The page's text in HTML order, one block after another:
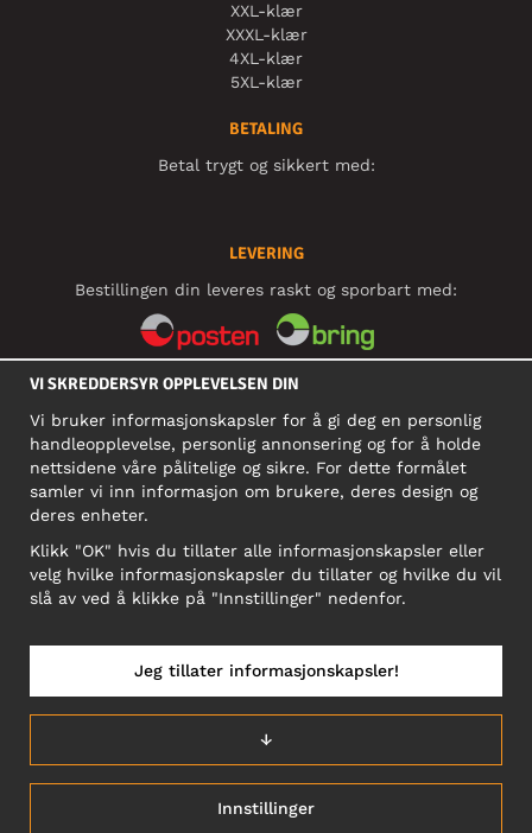
XXL-klær
XXXL-klær
4XL-klær
5XL-klær
BETALING
Betal trygt og sikkert med:
LEVERING
Bestillingen din leveres raskt og sporbart med:
SOSIALE MEDIER
BEDRIFT
911 891 581 MVA
NB! Ikke bruk denne adressen til å sende produkter i retur!
NORGE/NORSK
VI SKREDDERSYR OPPLEVELSEN DIN
Vi bruker informasjonskapsler for å gi deg en personlig
handleopplevelse, personlig annonsering og for å holde
nettsidene våre pålitelige og sikre. For dette formålet
samler vi inn informasjon om brukere, deres design og
deres enheter.
Klikk "OK" hvis du tillater alle informasjonskapsler eller
velg hvilke informasjonskapsler du tillater og hvilke du vil
slå av ved å klikke på "Innstillinger" nedenfor.
Innstillinger
↓
Jeg tillater informasjonskapsler!